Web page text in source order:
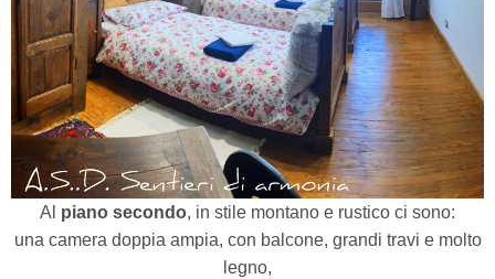
Al piano secondo, in stile montano e rustico ci sono:
una camera doppia ampia, con balcone, grandi travi e molto
legno,